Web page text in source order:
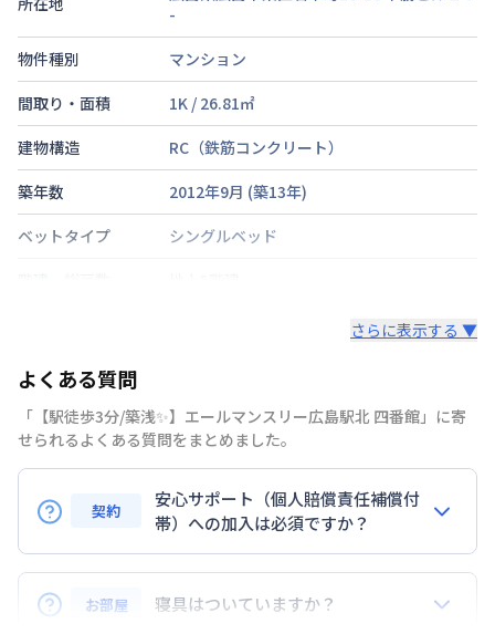
-
物件種別
マンション
間取り・面積
1K / 26.81㎡
建物構造
RC（鉄筋コンクリート）
築年数
2012年9月 (築13年)
ベットタイプ
シングルベッド
部屋の向き
禁煙・喫煙
交通
定員
2 名
次回更新日
情報更新日より14日以内
さらに表示する ▼
よくある質問
「【駅徒歩3分/築浅✨】エールマンスリー広島駅北 四番館」に寄
せられるよくある質問をまとめました。
契約
安心サポート（個人賠償責任補償付
帯）への加入は必須ですか？
はい。安心サポートへの加入は必須となります。料金
プランでは清掃料欄に期間によって設定されている費
用が含まれて表示されています。
お部屋 寝具はついていますか？